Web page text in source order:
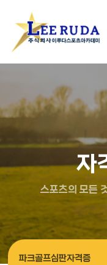
자
파크골프심판자격증